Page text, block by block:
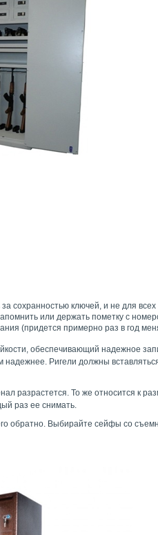
сохранностью ключей, и не для
или держать пометку с
(придется примерно раз в год
обеспечивающий надежное
Ригели должны
разрастется. То же относится к
раз ее снимать.
обратно. Выбирайте сейфы со